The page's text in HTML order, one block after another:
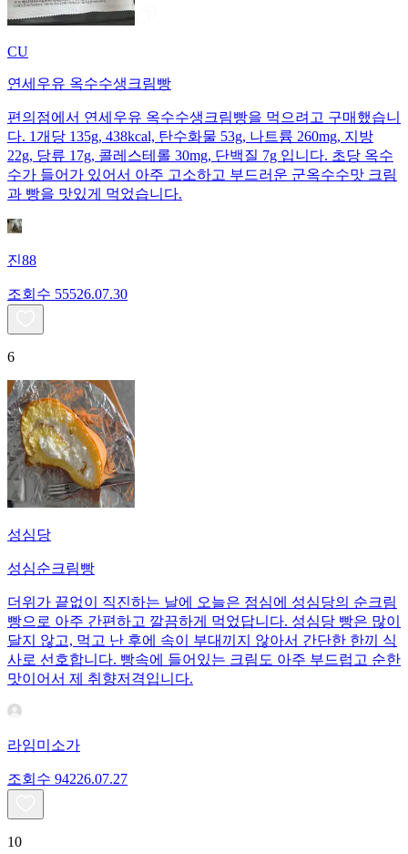
CU
연세우유 옥수수생크림빵
편의점에서 연세우유 옥수수생크림빵을 먹으려고 구매했습니
다. 1개당 135g, 438kcal, 탄수화물 53g, 나트륨 260mg, 지방
22g, 당류 17g, 콜레스테롤 30mg, 단백질 7g 입니다. 초당 옥수
수가 들어가 있어서 아주 고소하고 부드러운 군옥수수맛 크림
과 빵을 맛있게 먹었습니다.
진88
조회수 55526.07.30
6
성심당
성심순크림빵
더위가 끝없이 직진하는 날에 오늘은 점심에 성심당의 순크림
빵으로 아주 간편하고 깔끔하게 먹었답니다. 성심당 빵은 많이
달지 않고, 먹고 난 후에 속이 부대끼지 않아서 간단한 한끼 식
사로 선호합니다. 빵속에 들어있는 크림도 아주 부드럽고 순한
맛이어서 제 취향저격입니다.
라임미소가
조회수 94226.07.27
10